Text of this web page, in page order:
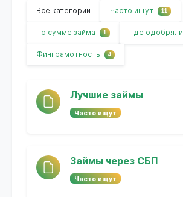
Все категории Часто ищут 11
По сумме займа 1 Где одобряли
Финграмотность 4
Лучшие займы
Часто ищут
Займы через СБП
Часто ищут